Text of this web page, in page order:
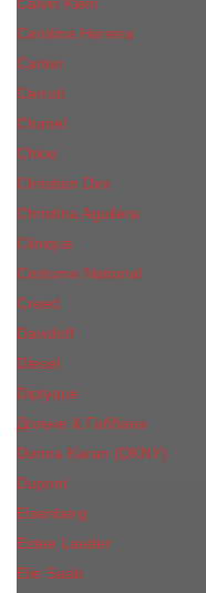
Carolina Herrera
Cartier
Cerruti
Сhanеl
Chloe
Christian Dior
Christina Aguilera
Сliniquе
Costume National
Creed
Davidoff
Diesel
Diptyque
Дольче & Габбана
Donna Karan (DKNY)
Dupont
Eisenberg
Еsteе Lаudеr
Elie Saab